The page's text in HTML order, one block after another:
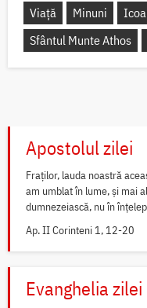
Viață Minuni
Sfântul Munte Athos
Apostolul zilei
Fraților, lauda noastră
am umblat în lume, și mai
dumnezeiască, nu în
Ap. II Corinteni 1, 12-20
Evanghelia zilei